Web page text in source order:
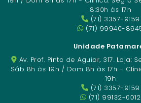
8:30h às 17h
(71) 3357-9159
(71) 99940-
Unidade
Av. Prof. Pinto de Aguiar, 317. Loja:
Sáb 8h às 19h / Dom 8h às 17h -
19h
(71) 3357-9159
(71) 99132-0012